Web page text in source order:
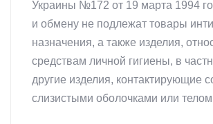
Украины №172 от 19 марта 1994
и обмену не подлежат товары
назначения, а также изделия,
средствам личной гигиены, в
другие изделия, контактирующие
слизистыми оболочками или телом